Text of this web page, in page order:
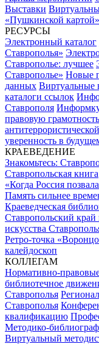
Выставки
«Пушкинской картой»
РЕСУРСЫ
Электронный каталог
Ставрополья»
Ставрополье: лучшее
Ставрополье» Новые
данных Виртуальные
каталоги ссылок
Ставрополя
правовую грамотность
уверенность в
КРАЕВЕДЕНИЕ
Знакомьтесь:
Ставропольская книга
«Когда Россия
Память сильнее
Краеведческая
Ставропольский край
искусства
Ретро-точка
калейдоскоп
КОЛЛЕГАМ
Нормативно-
библиотечное
Ставрополья
Ставрополья
квалификацию
Методико-
Виртуальный